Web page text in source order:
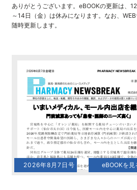
ありがとうございます。eBOOKの更新は、12
～14日（金）は休みになります。なお、
随時更新します。
2026年8月7日号 eBOOKを見